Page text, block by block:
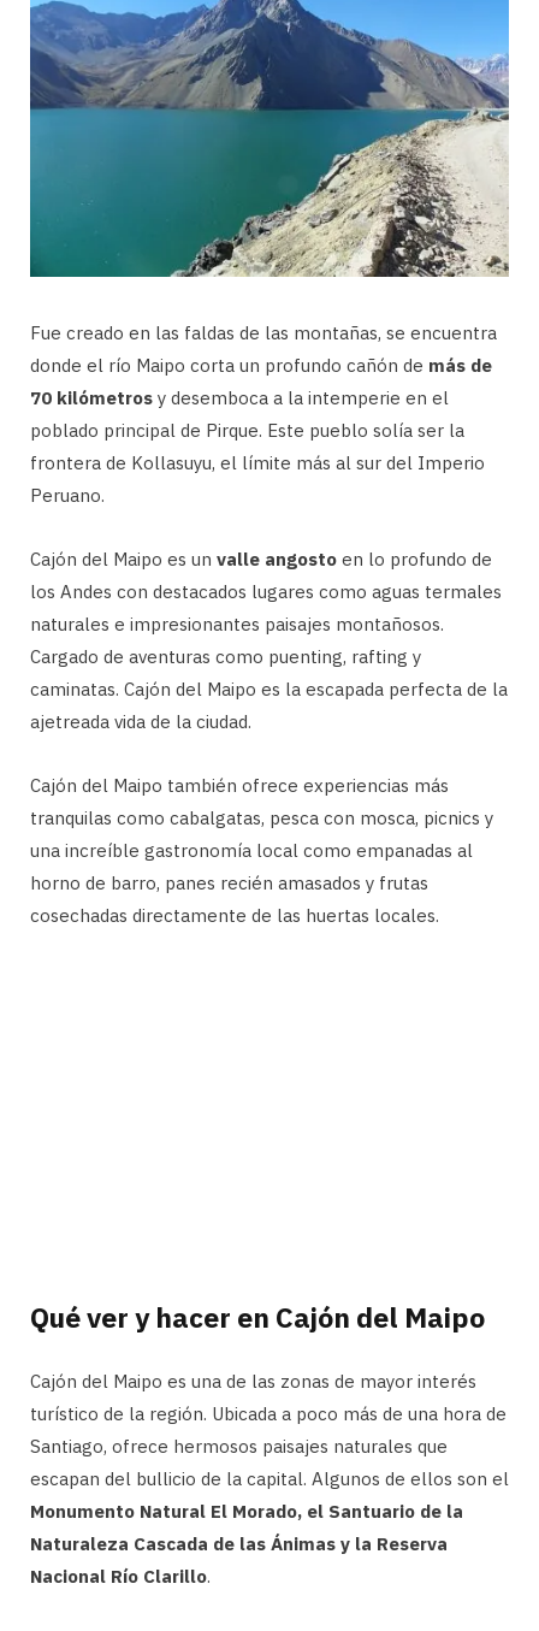
Fue creado en las faldas de las montañas, se encuentra
donde el río Maipo corta un profundo cañón de más de
70 kilómetros y desemboca a la intemperie en el
poblado principal de Pirque. Este pueblo solía ser la
frontera de Kollasuyu, el límite más al sur del Imperio
Peruano.
Cajón del Maipo es un valle angosto en lo profundo de
los Andes con destacados lugares como aguas termales
naturales e impresionantes paisajes montañosos.
Cargado de aventuras como puenting, rafting y
caminatas. Cajón del Maipo es la escapada perfecta de la
ajetreada vida de la ciudad.
Cajón del Maipo también ofrece experiencias más
tranquilas como cabalgatas, pesca con mosca, picnics y
una increíble gastronomía local como empanadas al
horno de barro, panes recién amasados ​​y frutas
cosechadas directamente de las huertas locales.
Qué ver y hacer en Cajón del Maipo
Cajón del Maipo es una de las zonas de mayor interés
turístico de la región. Ubicada a poco más de una hora de
Santiago, ofrece hermosos paisajes naturales que
escapan del bullicio de la capital. Algunos de ellos son el
Monumento Natural El Morado, el Santuario de la
Naturaleza Cascada de las Ánimas y la Reserva
Nacional Río Clarillo.